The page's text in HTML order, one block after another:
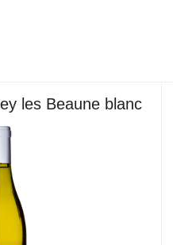
les Beaune blanc